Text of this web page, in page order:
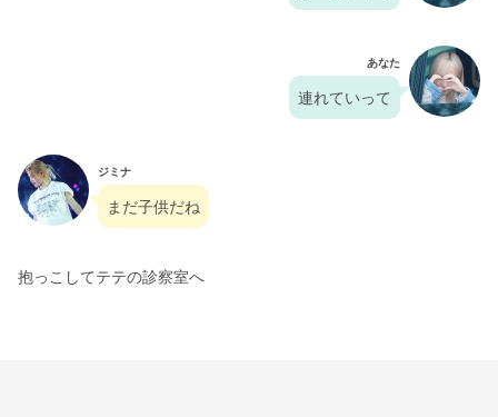
あなた
連れていって
ジミナ
まだ子供だね
抱っこしてテテの診察室へ